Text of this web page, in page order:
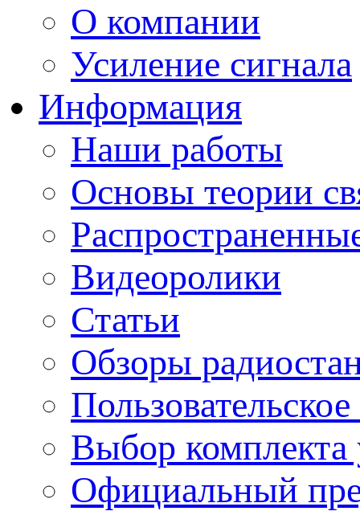
О компании
Усиление сигнала
Информация
Наши работы
Основы теории
Видеоролики
Статьи
Обзоры
Выбор комплекта
Официальный